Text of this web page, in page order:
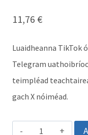
11,76 €
Luaidheanna TikTok
Telegram
teimpléad
gach X nóiméad.
Luaidheanna